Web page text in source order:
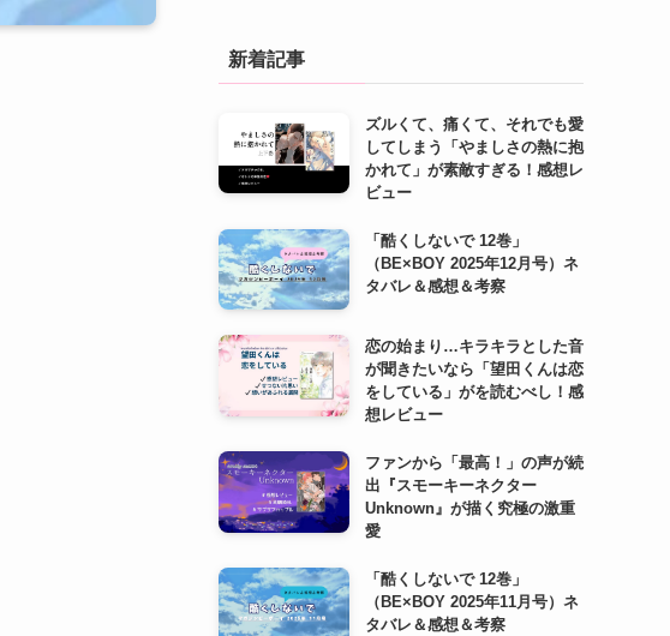
新着記事
ズルくて、痛くて、それでも愛
してしまう「やましさの熱に抱
かれて」が素敵すぎる！感想レ
ビュー
「酷くしないで 12巻」
（BE×BOY 2025年12月号）ネ
タバレ＆感想＆考察
恋の始まり…キラキラとした音
が聞きたいなら「望田くんは恋
をしている」がを読むべし！感
想レビュー
ファンから「最高！」の声が続
出『スモーキーネクター
Unknown』が描く究極の激重
愛
「酷くしないで 12巻」
（BE×BOY 2025年11月号）ネ
タバレ＆感想＆考察